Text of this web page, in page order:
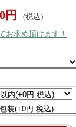
円
(税込)
お求め頂けます！